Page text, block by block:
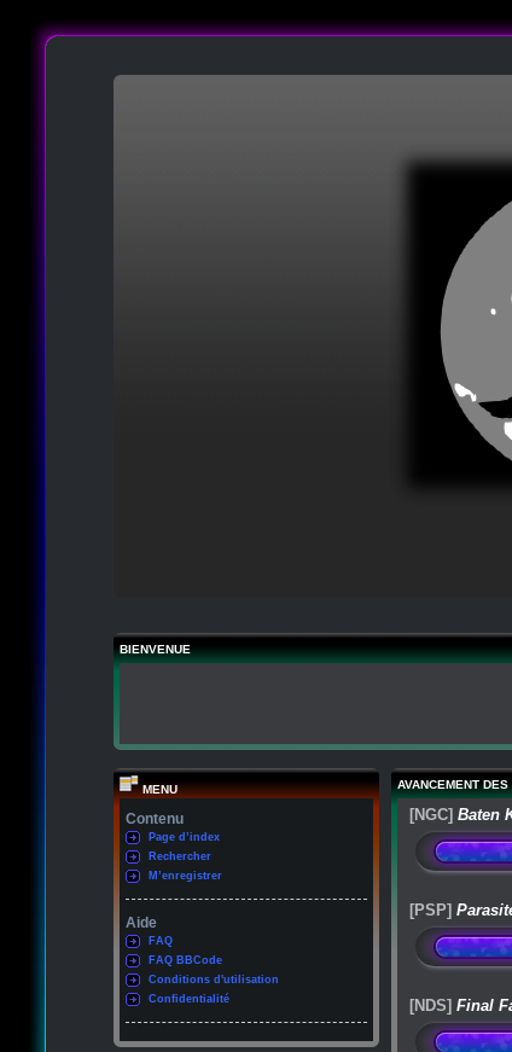
BIENVENUE
MENU
Contenu
Page d’index
Rechercher
M’enregistrer
Aide
FAQ
FAQ BBCode
Conditions d'utilisation
Confidentialité
AVANCEMENT
[NGC] Baten
[PSP]
[NDS] Final